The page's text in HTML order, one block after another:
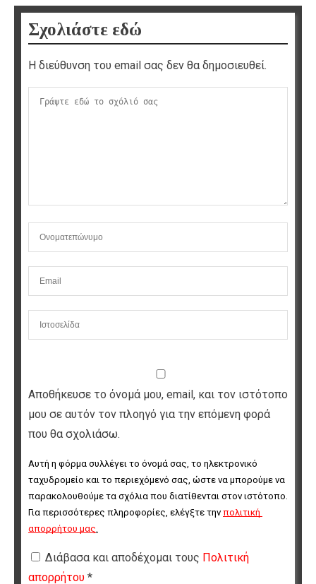
Σχολιάστε εδώ
Η διεύθυνση του email σας δεν θα δημοσιευθεί.
Αποθήκευσε το όνομά μου, email, και τον ιστότοπο
μου σε αυτόν τον πλοηγό για την επόμενη φορά
που θα σχολιάσω.
Αυτή η φόρμα συλλέγει το όνομά σας, το ηλεκτρονικό
ταχυδρομείο και το περιεχόμενό σας, ώστε να μπορούμε να
παρακολουθούμε τα σχόλια που διατίθενται στον ιστότοπο.
Για περισσότερες πληροφορίες, ελέγξτε την πολιτική
απορρήτου μας
Διάβασα και αποδέχομαι τους Πολιτική
απορρήτου *